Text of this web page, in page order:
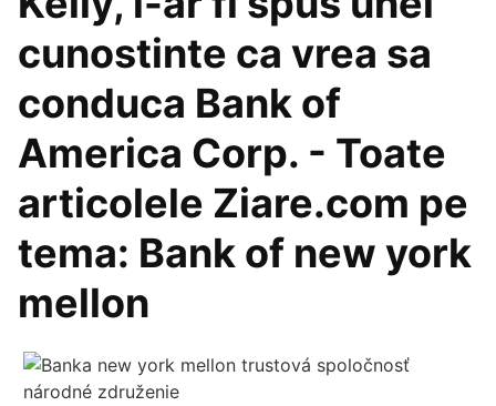
cunostinte ca vrea sa
conduca Bank of
America Corp. - Toate
articolele Ziare.com pe
tema: Bank of new york
mellon